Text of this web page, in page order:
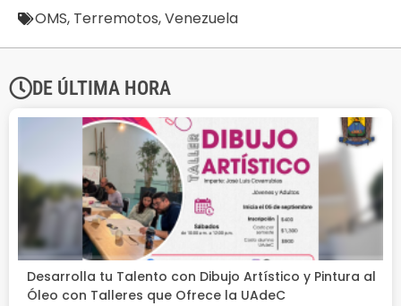
OMS, Terremotos,Venezuela
DE ÚLTIMA HORA
Desarrolla tu Talento con Dibujo Artístico y Pintura al
Óleo con Talleres que Ofrece la UAdeC